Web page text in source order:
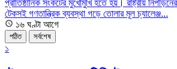
প্রাতিষ্ঠানিক সংকটের মুখোমুখি হতে হয়। রাষ্ট্রীয়
টেকসই গণতান্ত্রিক ব্যবস্থা গড়ে তোলার মূল চ্যালেঞ্জ...
১৬ ঘণ্টা আগে
পঠিত সর্বশেষ
১